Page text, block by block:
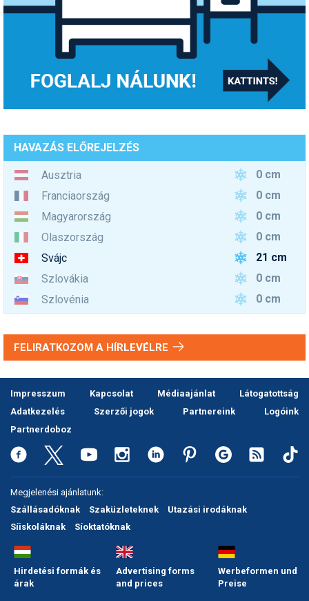
HAVAZÁS ELŐREJELZÉS
Ausztria
0 cm
Franciaország
0 cm
Magyarország
0 cm
Olaszország
0 cm
Svájc
21 cm
Szlovákia
0 cm
Szlovénia
0 cm
FELIRATKOZOM A HÍRLEVÉLRE
Impresszum Kapcsolat Médiaajánlat
Látogatottság
Adatkezelés
Szerzői jogok Partnereink
Logóink
Partnerdoboz
Megjelenési ajánlatunk:
Szállásadóknak
Szaküzleteknek
Utazási irodáknak
Síiskoláknak
Síoktatóknak
Hirdetési formák és
árak
Advertising forms
and prices
Werbeformen und
Preise